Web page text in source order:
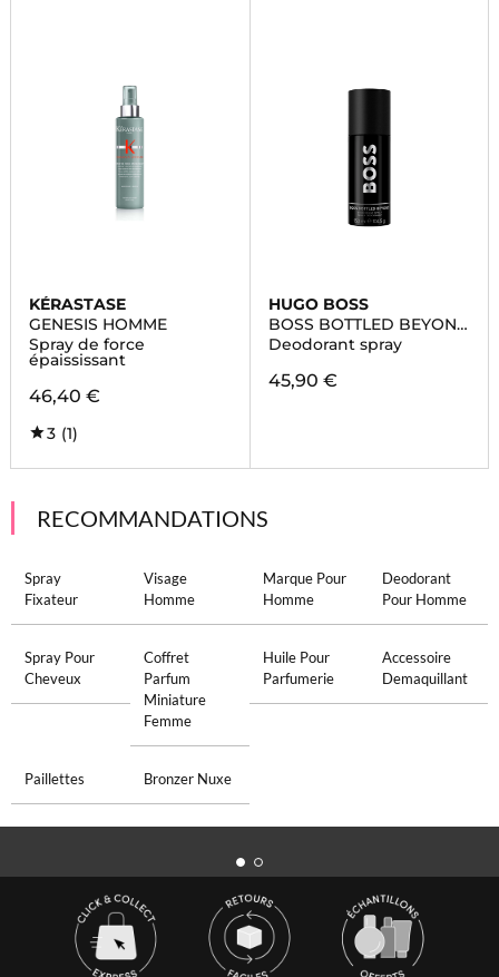
KÉRASTASE
GENESIS HOMME
Spray de force
épaississant
46,40 €
3 (1)
HUGO BOSS
BOSS BOTTLED BEYOND
FOR HIM
Deodorant spray
45,90 €
RECOMMANDATIONS
Spray
Fixateur
Visage
Homme
Marque Pour
Homme
Deodorant
Pour Homme
Spray Pour
Cheveux
Coffret
Parfum
Miniature
Femme
Huile Pour
Parfumerie
Accessoire
Demaquillant
Paillettes Bronzer Nuxe